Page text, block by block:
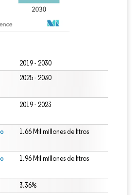
2019 - 2030
2025 - 2030
2019 - 2023
1.66 Mil millones de litros
1.96 Mil millones de litros
3.36%